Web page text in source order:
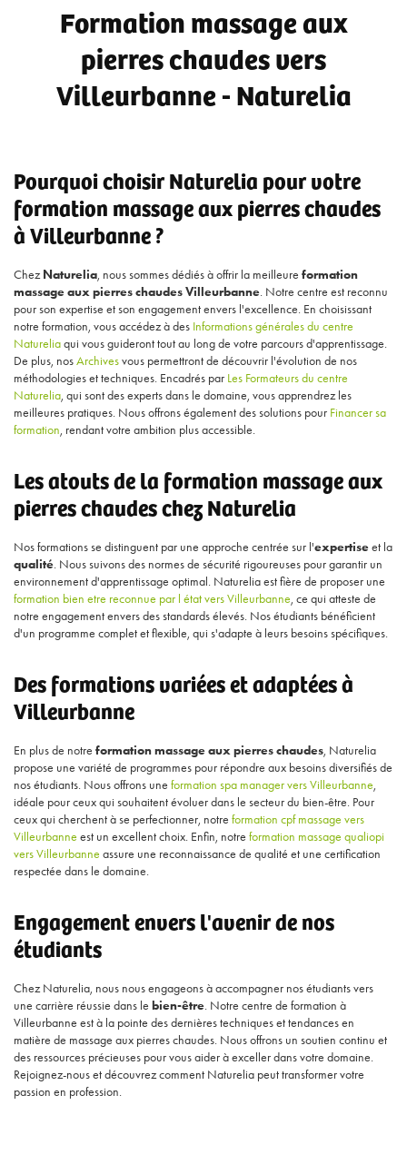
Formation massage aux
pierres chaudes vers
Villeurbanne - Naturelia
Pourquoi choisir Naturelia pour votre
formation massage aux pierres chaudes
à Villeurbanne ?
ChezNaturelia, nous sommes dédiés à offrir la meilleure formation
massage aux pierres chaudes Villeurbanne. Notre centre est reconnu
pour son expertise et son engagement envers l'excellence. En choisissant
notre formation, vous accédez à des Informations générales du centre
Natureliaqui vous guideront tout au long de votre parcours d'apprentissage.
De plus, nosArchivesvous permettront de découvrir l'évolution de nos
méthodologies et techniques. Encadrés par Les Formateurs du centre
Naturelia, qui sont des experts dans le domaine, vous apprendrez les
meilleures pratiques. Nous offrons également des solutions pour Financer sa
formation, rendant votre ambition plus accessible.
Les atouts de la formation massage aux
pierres chaudes chez Naturelia
Nos formations se distinguent par une approche centrée sur l'expertiseet la
qualité. Nous suivons des normes de sécurité rigoureuses pour garantir un
environnement d'apprentissage optimal. Naturelia est fière de proposer une
formation bien etre reconnue par l état vers Villeurbanne, ce qui atteste de
notre engagement envers des standards élevés. Nos étudiants bénéficient
d'un programme complet et flexible, qui s'adapte à leurs besoins spécifiques.
Des formations variées et adaptées à
Villeurbanne
En plus de notre formation massage aux pierres chaudes, Naturelia
propose une variété de programmes pour répondre aux besoins diversifiés de
nos étudiants. Nous offrons une formation spa manager vers Villeurbanne,
idéale pour ceux qui souhaitent évoluer dans le secteur du bien-être. Pour
ceux qui cherchent à se perfectionner, notre formation cpf massage vers
Villeurbanne est un excellent choix. Enfin, notre formation massage qualiopi
vers Villeurbanne assure une reconnaissance de qualité et une certification
respectée dans le domaine.
Engagement envers l'avenir de nos
étudiants
Chez Naturelia, nous nous engageons à accompagner nos étudiants vers
une carrière réussie dans le bien-être. Notre centre de formation à
Villeurbanne est à la pointe des dernières techniques et tendances en
matière de massage aux pierres chaudes. Nous offrons un soutien continu et
des ressources précieuses pour vous aider à exceller dans votre domaine.
Rejoignez-nous et découvrez comment Naturelia peut transformer votre
passion en profession.